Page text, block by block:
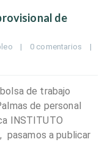
de
| 0 comentarios
|
de trabajo
de personal
INSTITUTO
pasamos a publicar